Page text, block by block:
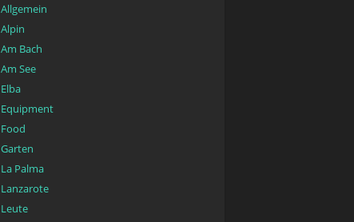
Allgemein
Alpin
Am Bach
Am See
Elba
Equipment
Food
Garten
La Palma
Lanzarote
Leute